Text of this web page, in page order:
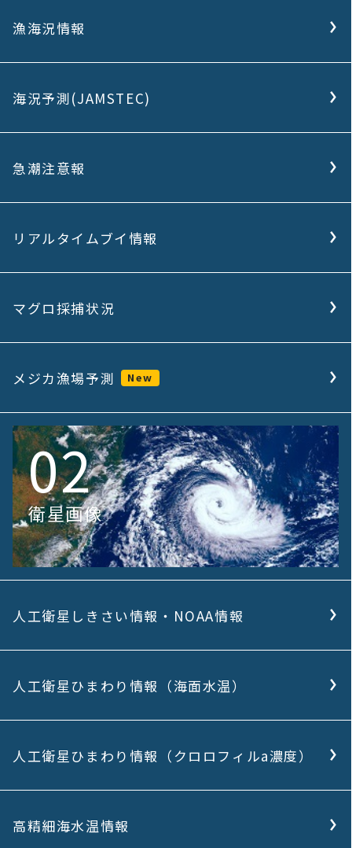
漁海況情報
海況予測(JAMSTEC)
急潮注意報
リアルタイムブイ情報
マグロ採捕状況
メジカ漁場予測 New
02
衛星画像
人工衛星しきさい情報・NOAA情報
人工衛星ひまわり情報（海面水温）
人工衛星ひまわり情報（クロロフィルa濃度）
高精細海水温情報